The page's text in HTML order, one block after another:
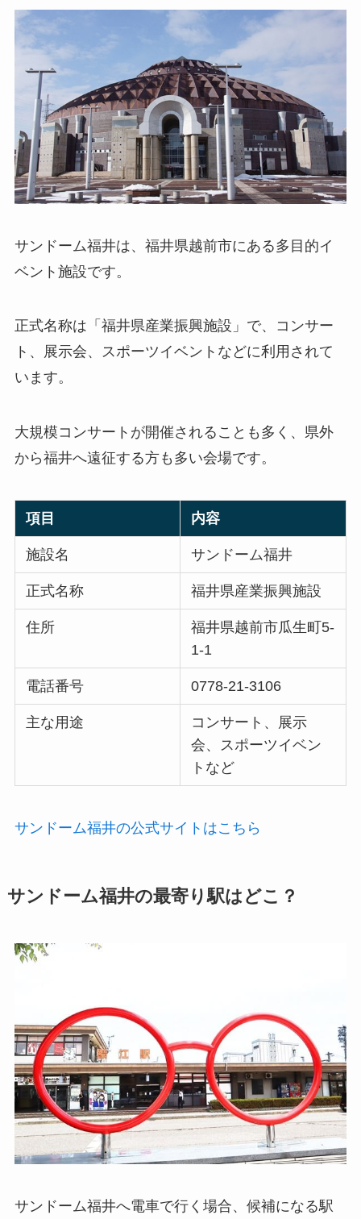
サンドーム福井は、福井県越前市にある多目的イ
ベント施設です。
正式名称は「福井県産業振興施設」で、コンサー
ト、展示会、スポーツイベントなどに利用されて
います。
大規模コンサートが開催されることも多く、県外
から福井へ遠征する方も多い会場です。
項目 内容
施設名 サンドーム福井
正式名称 福井県産業振興施設
住所
福井県越前市瓜生町5-
1-1
電話番号 0778-21-3106
主な用途
コンサート、展示
会、スポーツイベン
トなど
サンドーム福井の公式サイトはこちら
サンドーム福井の最寄り駅はどこ？
サンドーム福井へ電車で行く場合、候補になる駅